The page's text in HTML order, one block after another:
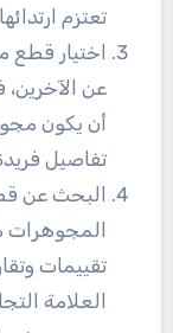
تعتزم
اختيار
عن
أن يكون
تفاصيل
البحث عن
المجوهرات
تقييمات
العلامة